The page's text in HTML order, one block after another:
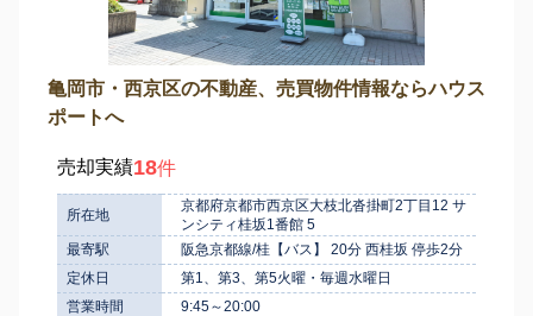
亀岡市・西京区の不動産、売買物件情報ならハウス
ポートへ
売却実績18件
所在地
京都府京都市西京区大枝北沓掛町2丁目12 サ
ンシティ桂坂1番館 5
最寄駅
阪急京都線/桂【バス】 20分 西桂坂 停歩2分
定休日
第1、第3、第5火曜・毎週水曜日
営業時間
9:45～20:00